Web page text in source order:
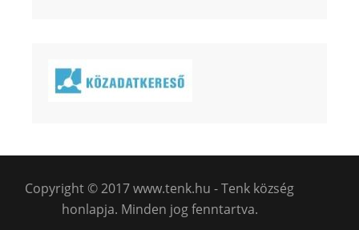
Copyright © 2017 www.tenk.hu - Tenk község
honlapja. Minden jog fenntartva.